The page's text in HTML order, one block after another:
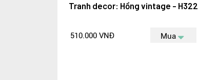
Tranh decor: Hồng vintage - H322
510.000 VNĐ Mua